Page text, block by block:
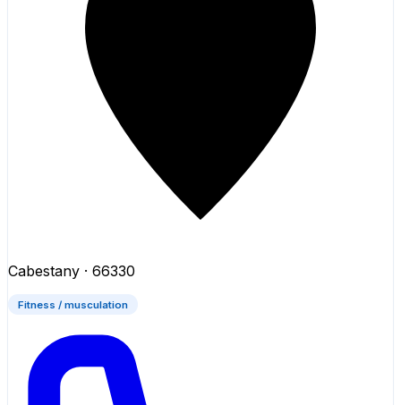
Cabestany · 66330
Fitness / musculation